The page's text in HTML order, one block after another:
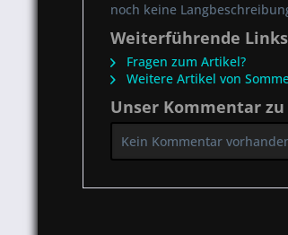
noch keine
Weiterführende
Fragen zum Artikel?
Weitere Artikel von
Unser Kommentar
Kein Kommentar